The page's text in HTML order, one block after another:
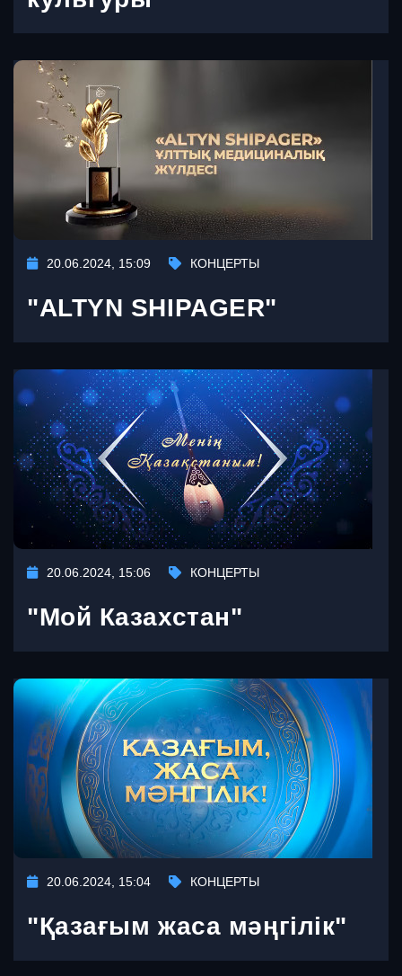
20.06.2024, 15:09 КОНЦЕРТЫ
"ALTYN SHIPAGER"
20.06.2024, 15:06 КОНЦЕРТЫ
"Мой Казахстан"
20.06.2024, 15:04 КОНЦЕРТЫ
"Қазағым жаса мәңгілік"